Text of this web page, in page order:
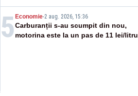
5 Economie-2 aug. 2026, 15:36
Carburanții s-au scumpit din nou,
motorina este la un pas de 11 lei/litru